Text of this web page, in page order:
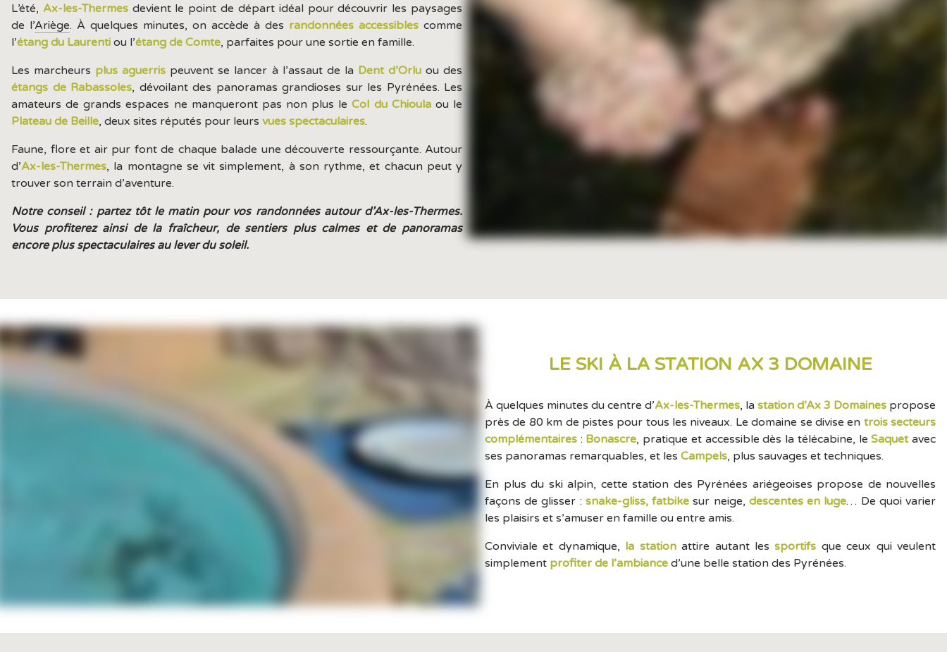
L’été, Ax-les-Thermesdevient le point de départ idéal pour découvrir les paysages
de l’Ariège. À quelques minutes, on accède à des randonnées accessibles comme
l’étang du Laurenti ou l’étang de Comte, parfaites pour une sortie en famille.
Les marcheurs plus aguerris peuvent se lancer à l’assaut de la Dent d’Orluou des
étangs de Rabassoles, dévoilant des panoramas grandioses sur les Pyrénées. Les
amateurs de grands espaces ne manqueront pas non plus leCol du Chioulaou le
Plateau de Beille, deux sites réputés pour leurs vues spectaculaires.
Faune, flore et air pur font de chaque balade une découverte ressourçante. Autour
d’Ax-les-Thermes, la montagne se vit simplement, à son rythme, et chacun peut y
trouver son terrain d’aventure.
Notre conseil : partez tôt le matin pour vos randonnées autour d’Ax-les-Thermes.
Vous profiterez ainsi de la fraîcheur, de sentiers plus calmes et de panoramas
encore plus spectaculaires au lever du soleil.
LE SKI À LA STATION AX 3 DOMAINE
À quelques minutes du centre d’Ax-les-Thermes, la station d’Ax 3 Domaines propose
près de 80 km de pistes pour tous les niveaux. Le domaine se divise en trois secteurs
complémentaires : Bonascre, pratique et accessible dès la télécabine, leSaquetavec
ses panoramas remarquables, et les Campels, plus sauvages et techniques.
En plus du ski alpin, cette station des Pyrénées ariégeoises propose de nouvelles
façons de glisser : snake-gliss, fatbike sur neige, descentes en luge… De quoi varier
les plaisirs et s’amuser en famille ou entre amis.
Conviviale et dynamique, la stationattire autant lessportifs que ceux qui veulent
simplement profiter de l’ambiance d’une belle station des Pyrénées.